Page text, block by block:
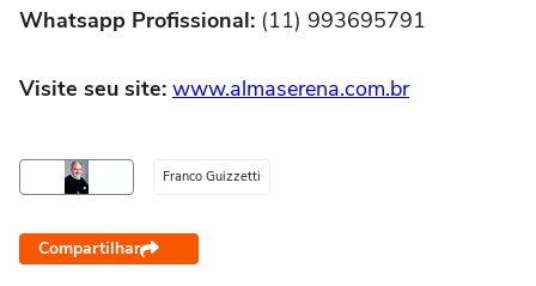
Whatsapp Profissional: (11) 993695791
Visite seu site: www.almaserena.com.br
Franco Guizzetti
Compartilhar